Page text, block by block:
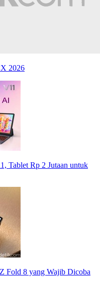
2026
Tablet Rp 2 Jutaan untuk
Fold 8 yang Wajib Dicoba